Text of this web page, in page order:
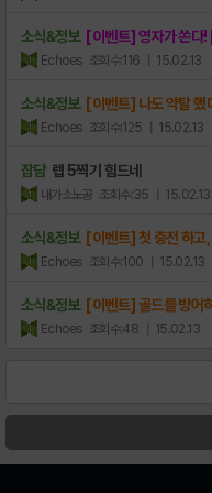
소식&정보 [이벤트] 영자가 쏜다
Echoes 조회수:116 | 15.02.13
소식&정보 [이벤트] 나도 약탈 했
Echoes 조회수:125 | 15.02.13
잡담 렙 5찍기 힘드네
내가소노공 조회수:35 | 15.02.13
소식&정보 [이벤트] 첫 충전 하고
Echoes 조회수:100 | 15.02.13
소식&정보 [이벤트] 골드를 방어
Echoes 조회수:48 | 15.02.13